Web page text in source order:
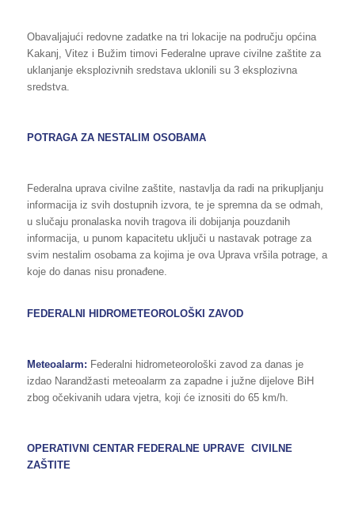
Obavaljajući redovne zadatke na tri lokacije na području općina
Kakanj, Vitez i Bužim timovi Federalne uprave civilne zaštite za
uklanjanje eksplozivnih sredstava uklonili su 3 eksplozivna
sredstva.
POTRAGA ZA NESTALIM OSOBAMA
Federalna uprava civilne zaštite, nastavlja da radi na prikupljanju
informacija iz svih dostupnih izvora, te je spremna da se odmah,
u slučaju pronalaska novih tragova ili dobijanja pouzdanih
informacija, u punom kapacitetu uključi u nastavak potrage za
svim nestalim osobama za kojima je ova Uprava vršila potrage, a
koje do danas nisu pronađene.
FEDERALNI HIDROMETEOROLOŠKI ZAVOD
Meteoalarm: Federalni hidrometeorološki zavod za danas je
izdao Narandžasti meteoalarm za zapadne i južne dijelove BiH
zbog očekivanih udara vjetra, koji će iznositi do 65 km/h.
OPERATIVNI CENTAR FEDERALNE UPRAVE CIVILNE
ZAŠTITE